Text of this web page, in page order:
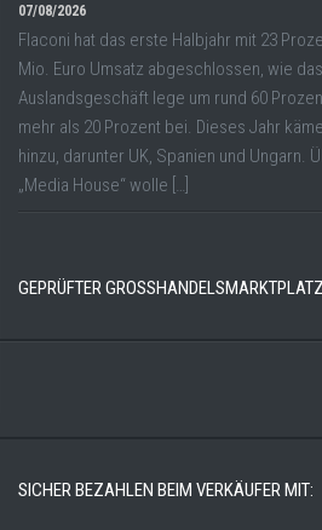
07/08/2026
Flaconi hat das erste Halbjahr mit 23
Mio. Euro Umsatz abgeschlossen, wie
Auslandsgeschäft lege um rund 60
mehr als 20 Prozent bei. Dieses Jahr
hinzu, darunter UK, Spanien und Ungarn.
„Media House“ wolle […]
GEPRÜFTER GROSSHANDELSMARKTPLATZ
SICHER BEZAHLEN BEIM VERKÄUFER MIT: